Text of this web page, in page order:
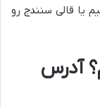
یا قالی سنندج رو
آدرس